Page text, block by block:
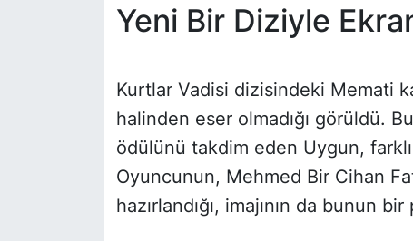
Yeni Bir Diziyle
Kurtlar Vadisi dizisindeki Memati
halinden eser olmadığı görüldü.
ödülünü takdim eden Uygun,
Oyuncunun, Mehmed Bir Cihan
hazırlandığı, imajının da bunun